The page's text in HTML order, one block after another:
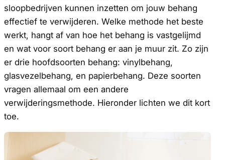
sloopbedrijven kunnen inzetten om jouw behang
effectief te verwijderen. Welke methode het beste
werkt, hangt af van hoe het behang is vastgelijmd
en wat voor soort behang er aan je muur zit. Zo zijn
er drie hoofdsoorten behang: vinylbehang,
glasvezelbehang, en papierbehang. Deze soorten
vragen allemaal om een andere
verwijderingsmethode. Hieronder lichten we dit kort
toe.